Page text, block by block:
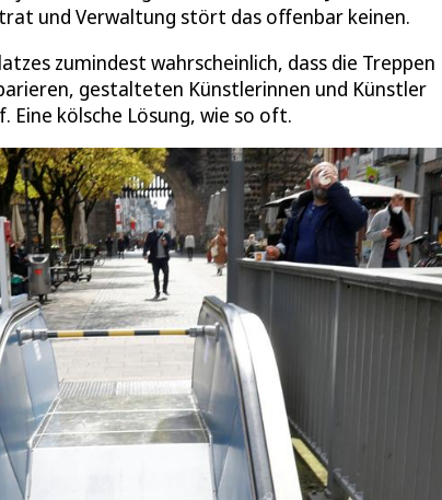
und Verwaltung stört das offenbar keinen.
zumindest wahrscheinlich, dass die Treppen
gestalteten Künstlerinnen und Künstler
Eine kölsche Lösung, wie so oft.